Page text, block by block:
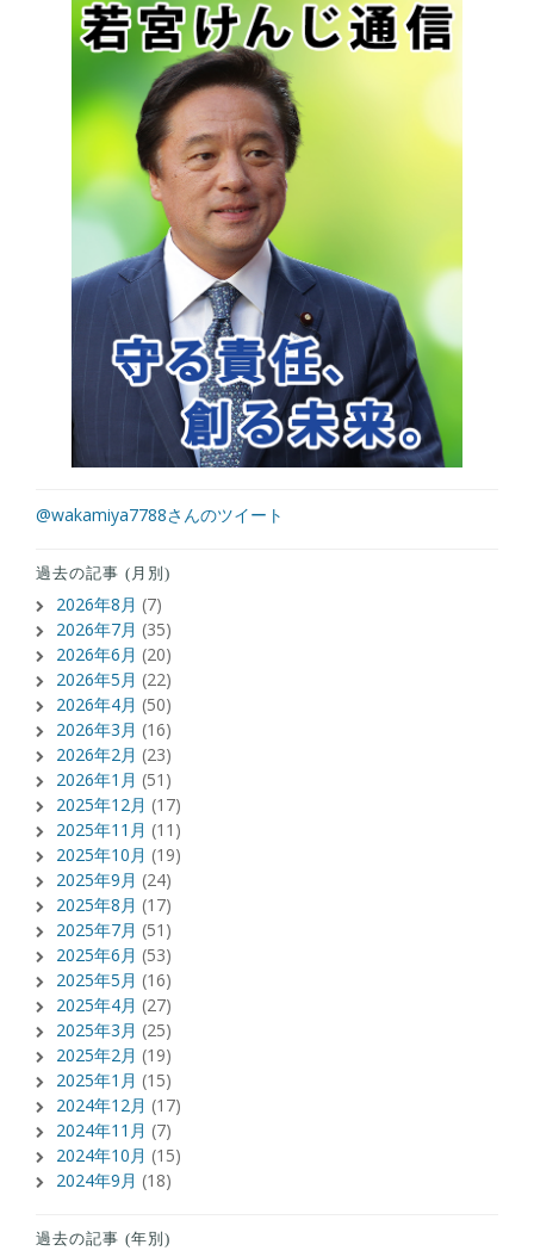
@wakamiya7788さんのツイート
過去の記事 (月別)
2026年8月 (7)
2026年7月 (35)
2026年6月 (20)
2026年5月 (22)
2026年4月 (50)
2026年3月 (16)
2026年2月 (23)
2026年1月 (51)
2025年12月 (17)
2025年11月 (11)
2025年10月 (19)
2025年9月 (24)
2025年8月 (17)
2025年7月 (51)
2025年6月 (53)
2025年5月 (16)
2025年4月 (27)
2025年3月 (25)
2025年2月 (19)
2025年1月 (15)
2024年12月 (17)
2024年11月 (7)
2024年10月 (15)
2024年9月 (18)
過去の記事 (年別)